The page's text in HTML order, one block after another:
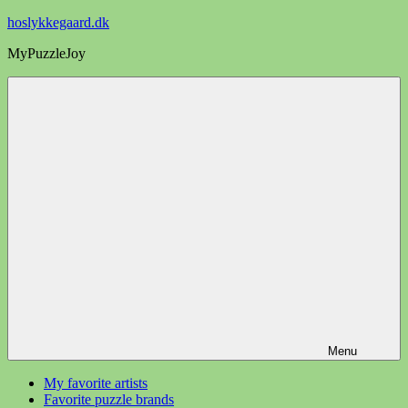
Videre
indhold
hoslykkegaard.dk
MyPuzzleJoy
Menu
My favorite artists
Favorite puzzle brands